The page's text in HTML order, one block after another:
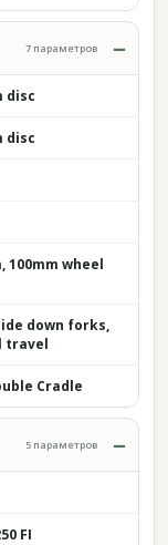
7 параметров
disc
disc
100mm wheel
down forks,
travel
Cradle
5 параметров
FI